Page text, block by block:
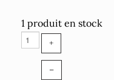
1 produit en stock
+
–